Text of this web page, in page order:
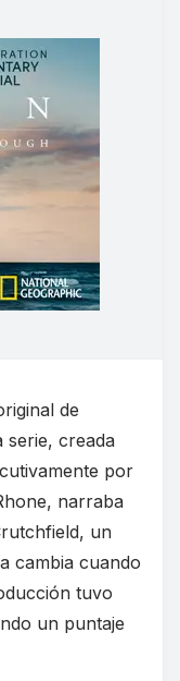
de
serie, creada
por
narraba
un
cambia cuando
tuvo
un puntaje